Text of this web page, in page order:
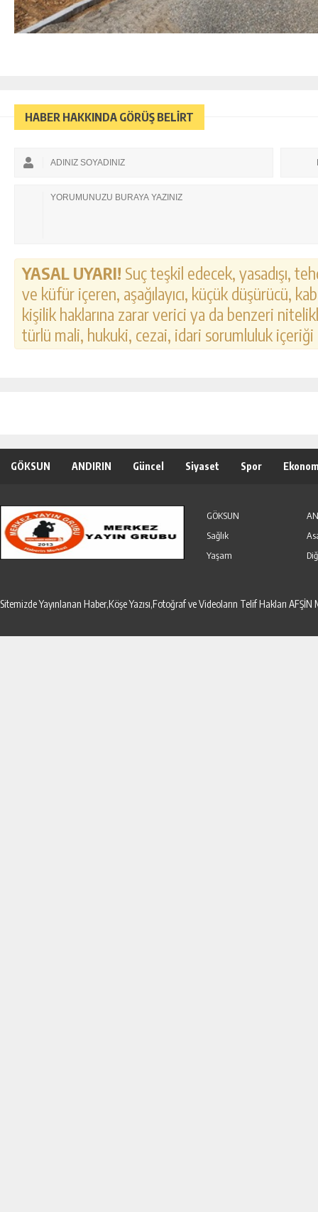
HABER HAKKINDA GÖRÜŞ BELİRT
YASAL UYARI! Suç teşkil edecek, yasadışı,
ve küfür içeren, aşağılayıcı, küçük düşürücü,
kişilik haklarına zarar verici ya da benzeri
türlü mali, hukuki, cezai, idari sorumluluk
GÖKSUN ANDIRIN Güncel Siyaset Spor
GÖKSUN
Sağlık
Yaşam
Sitemizde Yayınlanan Haber,Köşe Yazısı,Fotoğraf ve Videoların Telif Hakları